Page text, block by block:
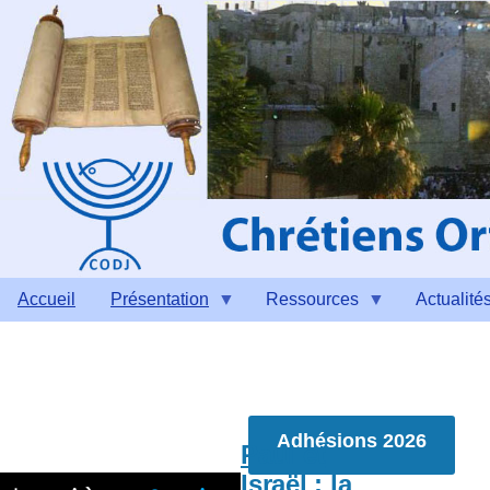
Aller au contenu principal
Accueil Présentation Ressources
Paul et
Israël : la
Adhésions 2026